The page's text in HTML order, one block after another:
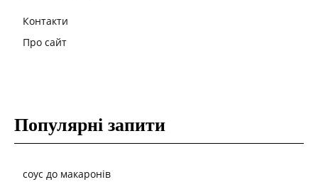
Контакти
Про сайт
Популярні запити
соус до макаронів